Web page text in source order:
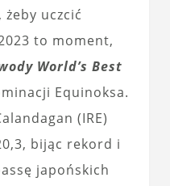
uczcić
to moment,
World’s Best
Equinoksa.
(IRE)
bijąc rekord i
japońskich